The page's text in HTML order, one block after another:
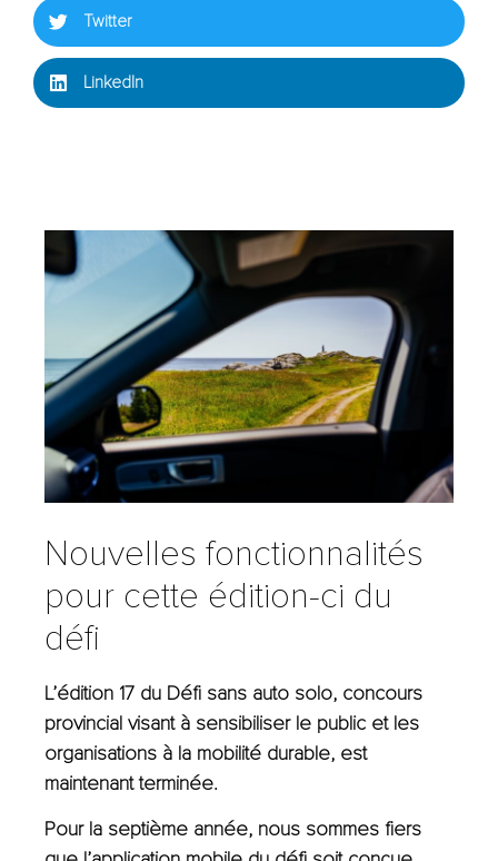
Twitter
LinkedIn
Nouvelles fonctionnalités
pour cette édition-ci du
défi
L’édition 17 du Défi sans auto solo, concours
provincial visant à sensibiliser le public et les
organisations à la mobilité durable, est
maintenant terminée.
Pour la septième année, nous sommes fiers